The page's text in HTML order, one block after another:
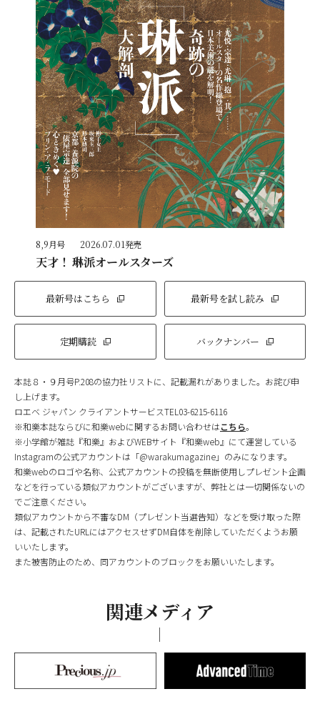
8,9月号 2026.07.01発売
天才！ 琳派オールスターズ
最新号はこちら 最新号を試し読み
定期購読 バックナンバー
本誌８・９月号P.208の協力社リストに、記載漏れがありました。お詫び申
し上げます。
ロエベ ジャパン クライアントサービスTEL03-6215-6116
※和樂本誌ならびに和樂webに関するお問い合わせはこちら。
※小学館が雑誌『和樂』およびWEBサイト『和樂web』にて運営している
Instagramの公式アカウントは「@warakumagazine」のみになります。
和樂webのロゴや名称、公式アカウントの投稿を無断使用しプレゼント企画
などを行っている類似アカウントがございますが、弊社とは一切関係ないの
でご注意ください。
類似アカウントから不審なDM（プレゼント当選告知）などを受け取った際
は、記載されたURLにはアクセスせずDM自体を削除していただくようお願
いいたします。
また被害防止のため、同アカウントのブロックをお願いいたします。
関連メディア